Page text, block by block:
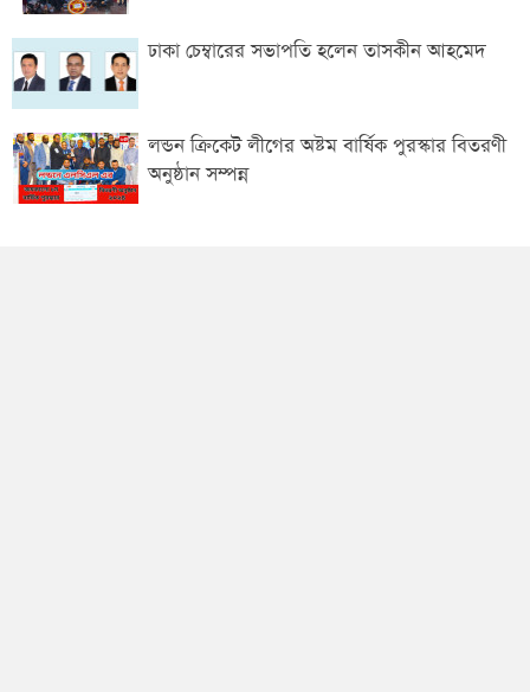
ঢাকা চেম্বারের সভাপতি হলেন তাসকীন আহমেদ
লন্ডন ক্রিকেট লীগের অষ্টম বার্ষিক পুরস্কার বিতরণী
অনুষ্ঠান সম্পন্ন